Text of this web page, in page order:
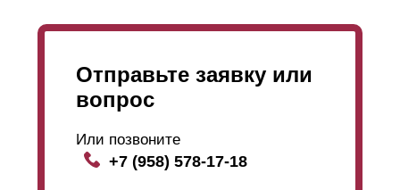
Отправьте заявку или
вопрос
Или позвоните
+7 (958) 578-17-18